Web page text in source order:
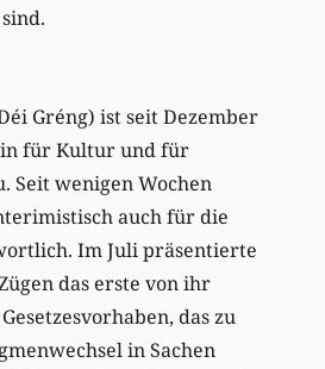
Gréng) ist seit Dezember
für Kultur und für
Seit wenigen Wochen
auch für die
Im Juli präsentierte
das erste von ihr
das zu
in Sachen